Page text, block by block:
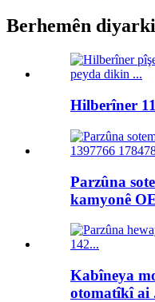
Berhemên
Hilberîner
Parzûna
kamyonê
Kabîneya
otomatîkî ai